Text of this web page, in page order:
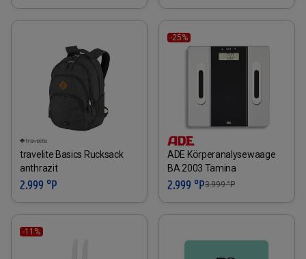
travelite Basics Rucksack
anthrazit
2.999 °P
-25%
ADE Körperanalysewaage
BA 2003 Tamina
2.999 °P3.999°P
-11%